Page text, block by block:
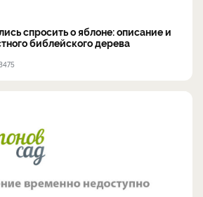
спросить о яблоне: описание и
библейского дерева